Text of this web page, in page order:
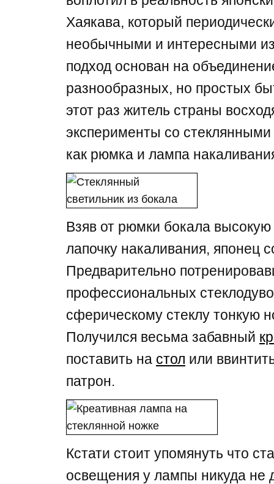
Хаякава, который
необычными и интересными
подход основан на
разнообразных, но простых
этот раз житель страны
эксперименты со
как рюмка и лампа
Взяв от рюмки бокала
лапочку накаливания, японец
Предварительно
профессиональных
сферическому стеклу тонкую
Получился весьма забавный
поставить на стол или
патрон.
Кстати стоит упомянуть что
освещения у лампы никуда не